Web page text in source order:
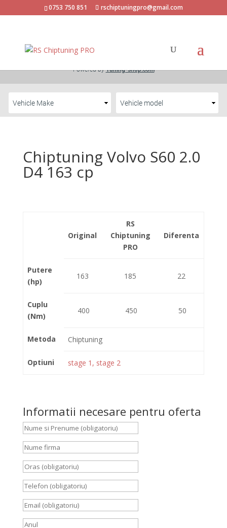
0753 750 851 rschiptuningpro@gmail.com
Chiptuning Volvo S60 2.0
D4 163 cp
Original
RS
Chiptuning
PRO
Diferenta
Putere
(hp)
163 185 22
Cuplu
(Nm)
400 450 50
Metoda Chiptuning
Optiuni stage 1, stage 2
Informatii necesare pentru oferta